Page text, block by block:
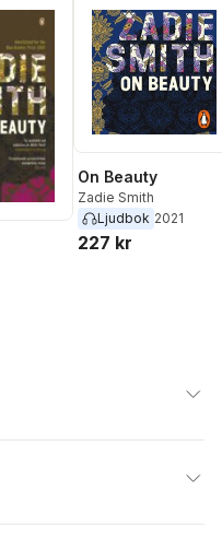
On Beauty
Zadie Smith
Ljudbok 2021
227 kr